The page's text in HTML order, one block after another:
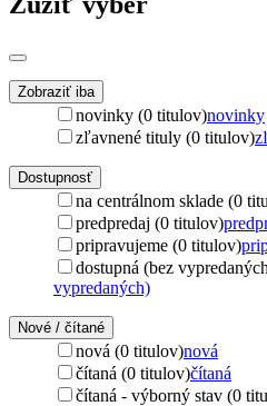
Zobraziť iba
novinky (0 titulov)novinky
zľavnené tituly (0 titulov)
Dostupnosť
na centrálnom sklade (0
predpredaj (0 titulov)
pripravujeme (0 titulov)
dostupná (bez
vypredaných)
Nové / čítané
nová (0 titulov)nová
čítaná (0 titulov)čítaná
čítaná - výborný stav (0